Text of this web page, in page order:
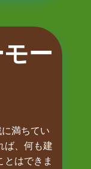
ー
満ちてい
ば、何も建
とはできま